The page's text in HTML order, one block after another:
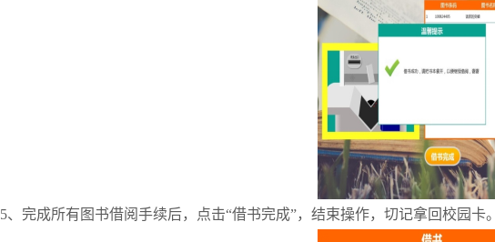
5、完成所有图书借阅手续后，点击“借书完成”，结束操作，切记拿回校园卡